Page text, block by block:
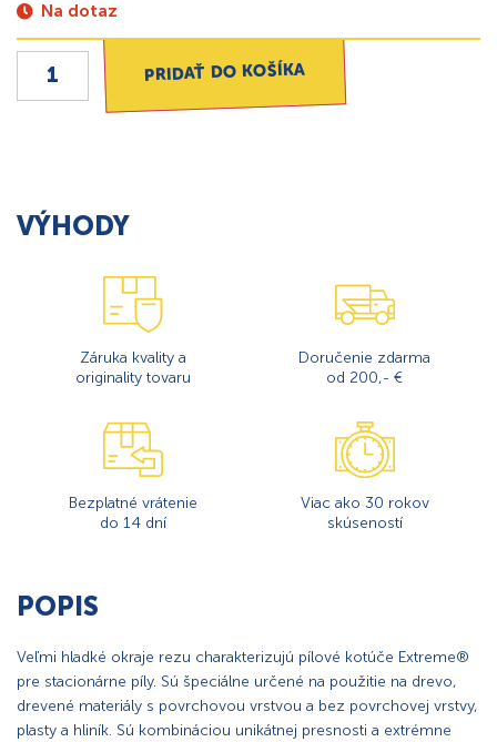
Na dotaz
PRIDAŤ DO KOŠÍKA
VÝHODY
Záruka kvality a
originality tovaru
Doručenie zdarma
od 200,- €
Bezplatné vrátenie
do 14 dní
Viac ako 30 rokov
skúseností
POPIS
Veľmi hladké okraje rezu charakterizujú pílové kotúče Extreme®
pre stacionárne píly. Sú špeciálne určené na použitie na drevo,
drevené materiály s povrchovou vrstvou a bez povrchovej vrstvy,
plasty a hliník. Sú kombináciou unikátnej presnosti a extrémne